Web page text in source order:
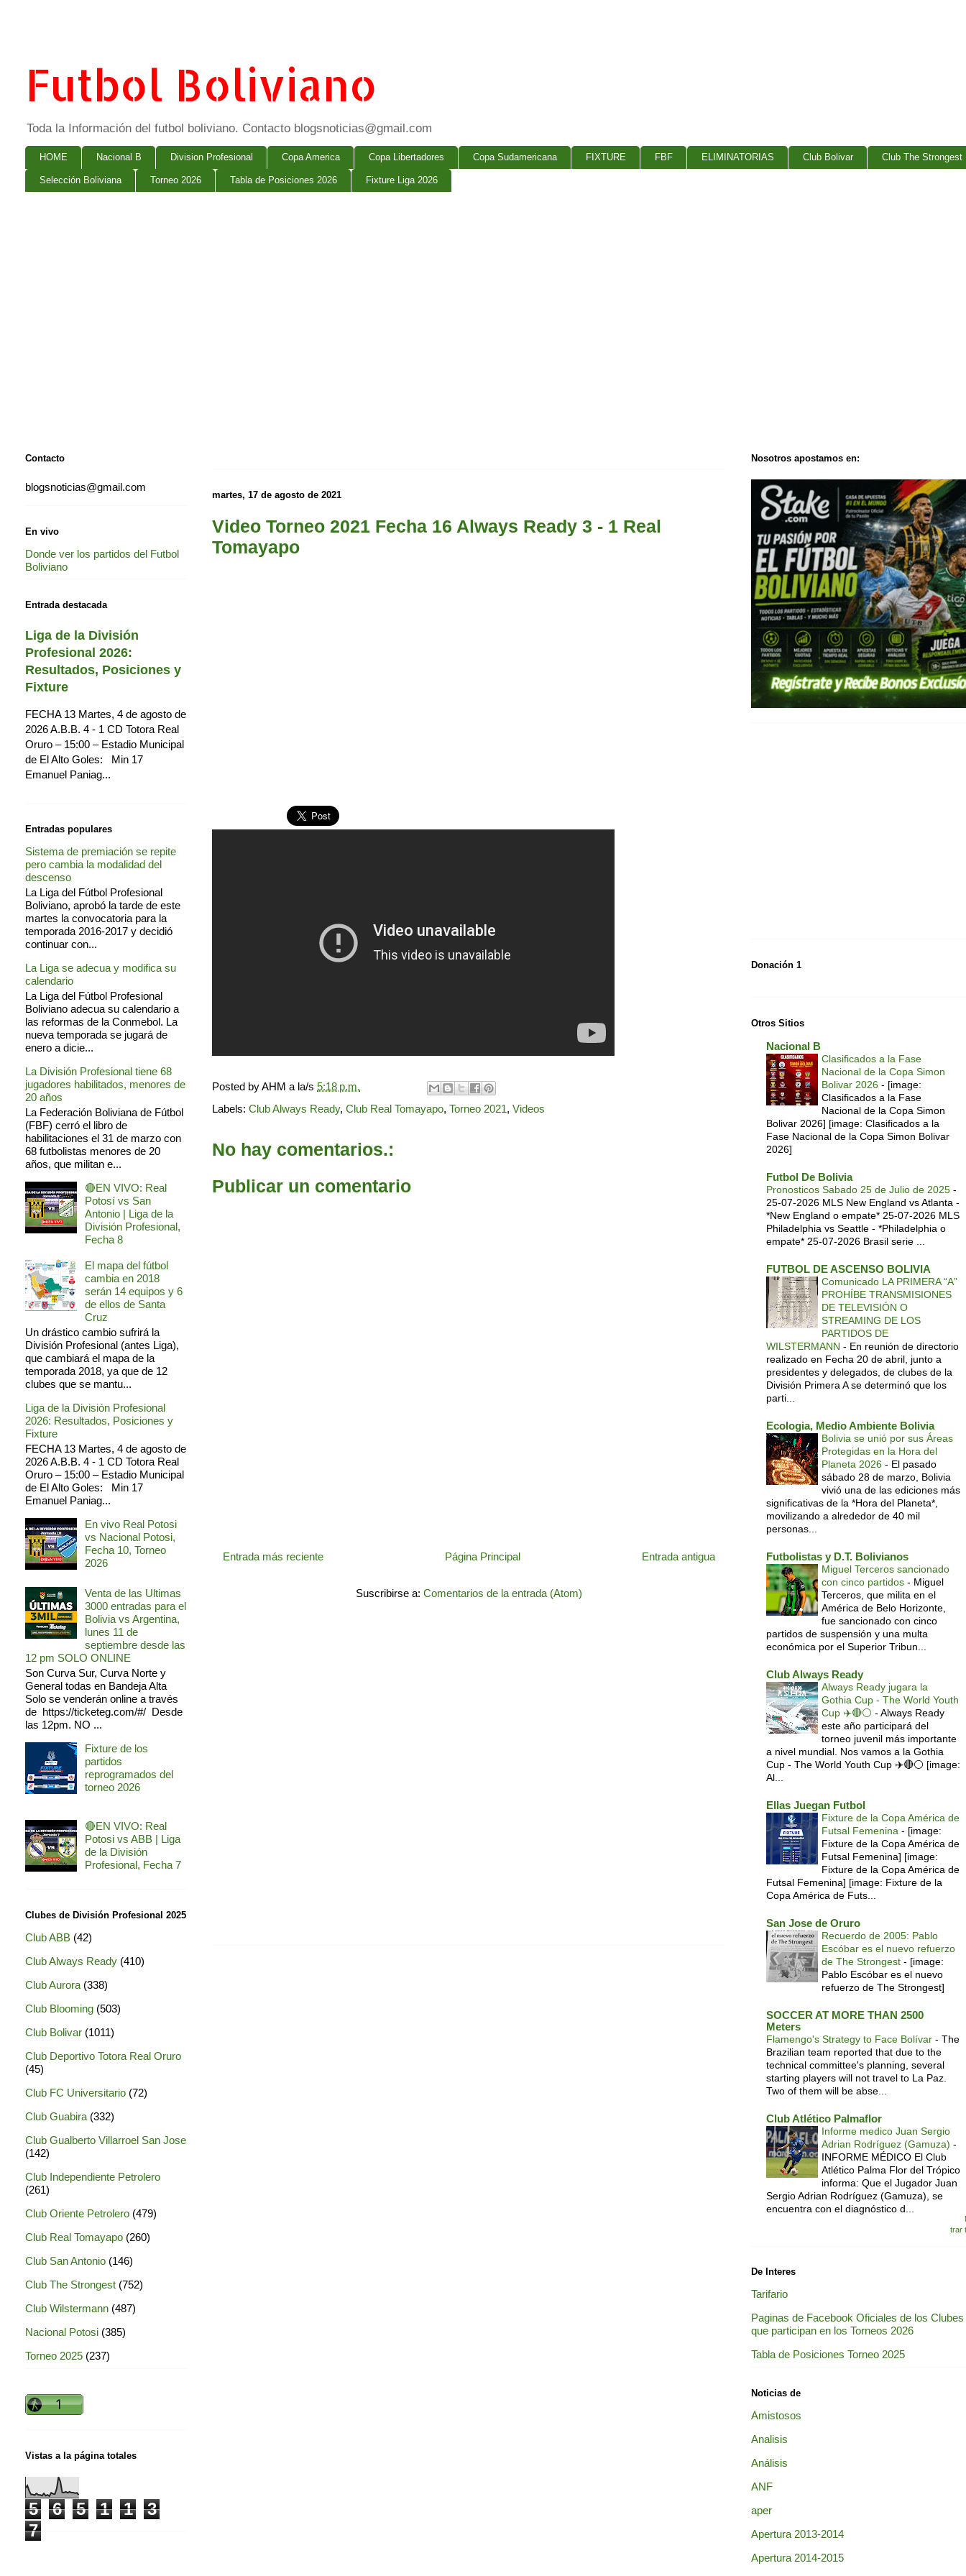
Futbol Boliviano
Toda la Información del futbol boliviano. Contacto blogsnoticias@gmail.com
HOME Nacional B Division Profesional Copa America Copa Libertadores Copa Sudamericana FIXTURE FBF ELIMINATORIAS Club Bolivar Club The Strongest
Selección Boliviana Torneo 2026 Tabla de Posiciones 2026 Fixture Liga 2026
martes, 17 de agosto de 2021
Video Torneo 2021 Fecha 16 Always Ready 3 - 1 Real
Tomayapo
Posted byAHM a la/s 5:18 p.m.
Labels: Club Always Ready, Club Real Tomayapo, Torneo 2021, Videos
No hay comentarios.:
Publicar un comentario
Entrada más reciente Entrada antigua
Página Principal
Suscribirse a: Comentarios de la entrada (Atom)
Contacto
blogsnoticias@gmail.com
En vivo
Donde ver los partidos del Futbol
Boliviano
Entrada destacada
Liga de la División
Profesional 2026:
Resultados, Posiciones y
Fixture
FECHA 13 Martes, 4 de agosto de
2026 A.B.B. 4 - 1 CD Totora Real
Oruro – 15:00 – Estadio Municipal
de El Alto Goles: Min 17
Emanuel Paniag...
Entradas populares
Sistema de premiación se repite
pero cambia la modalidad del
descenso
La Liga del Fútbol Profesional
Boliviano, aprobó la tarde de este
martes la convocatoria para la
temporada 2016-2017 y decidió
continuar con...
La Liga se adecua y modifica su
calendario
La Liga del Fútbol Profesional
Boliviano adecua su calendario a
las reformas de la Conmebol. La
nueva temporada se jugará de
enero a dicie...
La División Profesional tiene 68
jugadores habilitados, menores de
20 años
La Federación Boliviana de Fútbol
(FBF) cerró el libro de
habilitaciones el 31 de marzo con
68 futbolistas menores de 20
años, que militan e...
🔴EN VIVO: Real
Potosí vs San
Antonio | Liga de la
División Profesional,
Fecha 8
El mapa del fútbol
cambia en 2018
serán 14 equipos y 6
de ellos de Santa
Cruz
Un drástico cambio sufrirá la
División Profesional (antes Liga),
que cambiará el mapa de la
temporada 2018, ya que de 12
clubes que se mantu...
Liga de la División Profesional
2026: Resultados, Posiciones y
Fixture
FECHA 13 Martes, 4 de agosto de
2026 A.B.B. 4 - 1 CD Totora Real
Oruro – 15:00 – Estadio Municipal
de El Alto Goles: Min 17
Emanuel Paniag...
En vivo Real Potosi
vs Nacional Potosi,
Fecha 10, Torneo
2026
Venta de las Ultimas
3000 entradas para el
Bolivia vs Argentina,
lunes 11 de
septiembre desde las
12 pm SOLO ONLINE
Son Curva Sur, Curva Norte y
General todas en Bandeja Alta
Solo se venderán online a través
de https://ticketeg.com/#/ Desde
las 12pm. NO ...
Fixture de los
partidos
reprogramados del
torneo 2026
🔴EN VIVO: Real
Potosi vs ABB | Liga
de la División
Profesional, Fecha 7
Clubes de División Profesional 2025
Club ABB (42)
Club Always Ready (410)
Club Aurora (338)
Club Blooming (503)
Club Bolivar (1011)
Club Deportivo Totora Real Oruro
(45)
Club FC Universitario (72)
Club Guabira (332)
Club Gualberto Villarroel San Jose
(142)
Club Independiente Petrolero
(261)
Club Oriente Petrolero (479)
Club Real Tomayapo (260)
Club San Antonio (146)
Club The Strongest (752)
Club Wilstermann (487)
Nacional Potosi (385)
Torneo 2025 (237)
Vistas a la página totales
5 6 5 1 1
3
7
Nosotros apostamos en:
Donación 1
Otros Sitios
Nacional B
Clasificados a la Fase
Nacional de la Copa Simon
Bolivar 2026 - [image:
Clasificados a la Fase
Nacional de la Copa Simon
Bolivar 2026] [image: Clasificados a la
Fase Nacional de la Copa Simon Bolivar
2026]
Futbol De Bolivia
Pronosticos Sabado 25 de Julio de 2025 -
25-07-2026 MLS New England vs Atlanta -
*New England o empate* 25-07-2026 MLS
Philadelphia vs Seattle - *Philadelphia o
empate* 25-07-2026 Brasil serie ...
FUTBOL DE ASCENSO BOLIVIA
Comunicado LA PRIMERA “A”
PROHÍBE TRANSMISIONES
DE TELEVISIÓN O
STREAMING DE LOS
PARTIDOS DE
WILSTERMANN - En reunión de directorio
realizado en Fecha 20 de abril, junto a
presidentes y delegados, de clubes de la
División Primera A se determinó que los
parti...
Ecologia, Medio Ambiente Bolivia
Bolivia se unió por sus Áreas
Protegidas en la Hora del
Planeta 2026 - El pasado
sábado 28 de marzo, Bolivia
vivió una de las ediciones más
significativas de la *Hora del Planeta*,
movilizando a alrededor de 40 mil
personas...
Futbolistas y D.T. Bolivianos
Miguel Terceros sancionado
con cinco partidos - Miguel
Terceros, que milita en el
América de Belo Horizonte,
fue sancionado con cinco
partidos de suspensión y una multa
económica por el Superior Tribun...
Club Always Ready
Always Ready jugara la
Gothia Cup - The World Youth
Cup ✈️🔴⚪️ - Always Ready
este año participará del
torneo juvenil más importante
a nivel mundial. Nos vamos a la Gothia
Cup - The World Youth Cup ✈️🔴⚪️ [image:
Al...
Ellas Juegan Futbol
Fixture de la Copa América de
Futsal Femenina - [image:
Fixture de la Copa América de
Futsal Femenina] [image:
Fixture de la Copa América de
Futsal Femenina] [image: Fixture de la
Copa América de Futs...
San Jose de Oruro
Recuerdo de 2005: Pablo
Escóbar es el nuevo refuerzo
de The Strongest - [image:
Pablo Escóbar es el nuevo
refuerzo de The Strongest]
SOCCER AT MORE THAN 2500
Meters
Flamengo's Strategy to Face Bolívar - The
Brazilian team reported that due to the
technical committee's planning, several
starting players will not travel to La Paz.
Two of them will be abse...
Club Atlético Palmaflor
Informe medico Juan Sergio
Adrian Rodríguez (Gamuza) -
INFORME MÉDICO El Club
Atlético Palma Flor del Trópico
informa: Que el Jugador Juan
Sergio Adrian Rodríguez (Gamuza), se
encuentra con el diagnóstico d...
trar
De Interes
Tarifario
Paginas de Facebook Oficiales de los Clubes
que participan en los Torneos 2026
Tabla de Posiciones Torneo 2025
Noticias de
Amistosos
Analisis
Análisis
ANF
aper
Apertura 2013-2014
Apertura 2014-2015